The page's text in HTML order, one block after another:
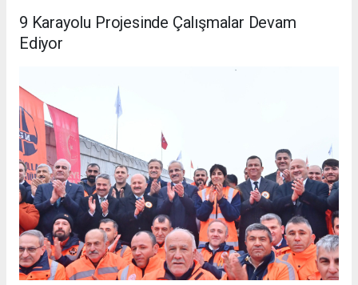
9 Karayolu Projesinde Çalışmalar Devam
Ediyor